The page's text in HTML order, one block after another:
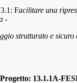
Facilitare una
-
strutturato e sicuro
13.1.1A-